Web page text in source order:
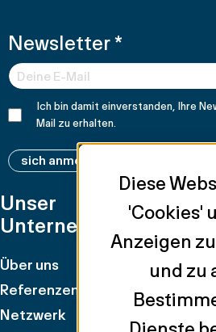
Newsletter*
Ich bin damit einverstanden, Ihre
Mail zu erhalten.
sich anmelden
Unser
Unternehmen
Über uns
Referenzen
Netzwerk
Diese
'Cookies'
Anzeigen
und zu